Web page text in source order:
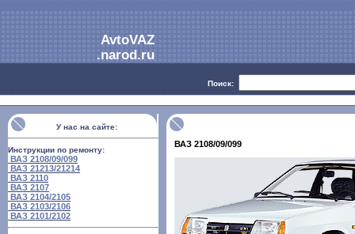
AvtoVAZ
.narod.ru
Поиск:
ВАЗ 2108/09/099
У нас на сайте:
Инструкции по ремонту:
ВАЗ 2108/09/099
ВАЗ 21213/21214
ВАЗ 2110
ВАЗ 2107
ВАЗ 2104/2105
ВАЗ 2103/2106
ВАЗ 2101/2102